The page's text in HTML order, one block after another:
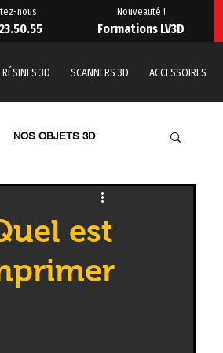
nous
Formations LV3D
Nouveauté !
RÉSINES 3D SCANNERS 3D ACCESSOIRES
NOS OBJETS 3D
Formation impression 3D
est